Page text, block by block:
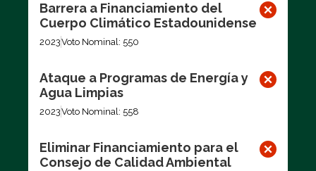
Barrera a Financiamiento del
Cuerpo Climático Estadounidense
2023Voto Nominal: 550
Ataque a Programas de Energía y
Agua Limpias
2023Voto Nominal: 558
Eliminar Financiamiento para el
Consejo de Calidad Ambiental